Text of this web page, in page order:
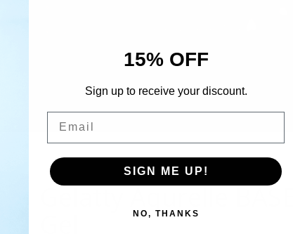
Gelatty Aqurelle BASE
15% OFF
Sign up to receive your discount.
SIGN ME UP!
NO, THANKS